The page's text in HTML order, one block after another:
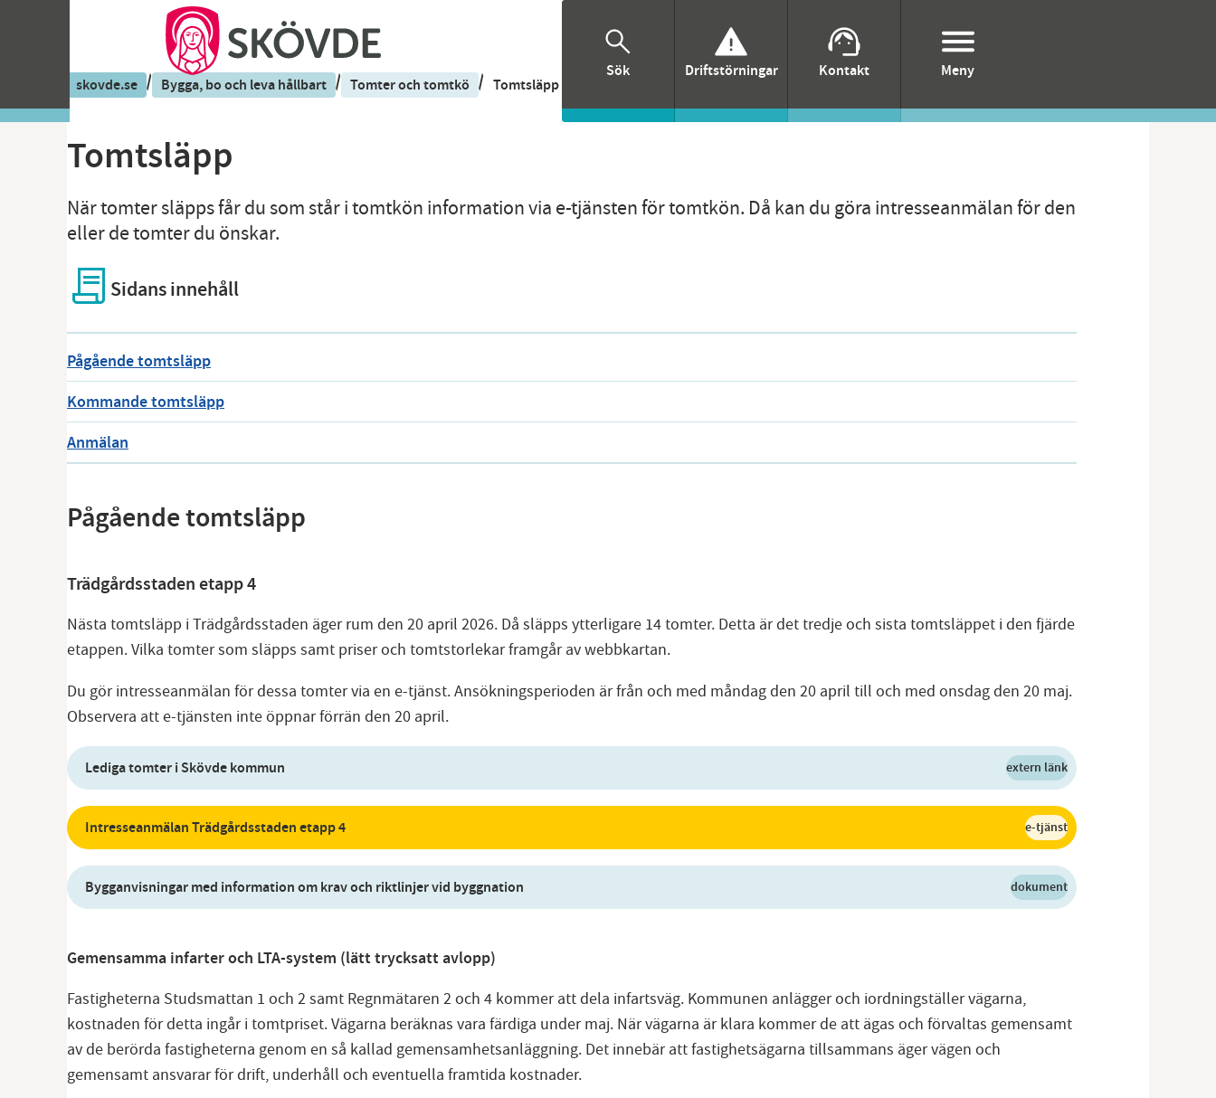
Sök Driftstörningar Kontakt Meny
skovde.se / Bygga, bo och leva hållbart / Tomter och tomtkö / Tomtsläpp
Tomtsläpp
När tomter släpps får du som står i tomtkön information via e-tjänsten för tomtkön. Då kan du göra intresseanmälan för den
eller de tomter du önskar.
Sidans innehåll
Pågående tomtsläpp
Kommande tomtsläpp
Anmälan
Pågående tomtsläpp
Trädgårdsstaden etapp 4
Nästa tomtsläpp i Trädgårdsstaden äger rum den 20 april 2026. Då släpps ytterligare 14 tomter. Detta är det tredje och sista tomtsläppet i den fjärde
etappen. Vilka tomter som släpps samt priser och tomtstorlekar framgår av webbkartan.
Du gör intresseanmälan för dessa tomter via en e-tjänst. Ansökningsperioden är från och med måndag den 20 april till och med onsdag den 20 maj.
Observera att e-tjänsten inte öppnar förrän den 20 april.
Lediga tomter i Skövde kommun extern länk
Intresseanmälan Trädgårdsstaden etapp 4 e-tjänst
Bygganvisningar med information om krav och riktlinjer vid byggnation dokument
Gemensamma infarter och LTA-system (lätt trycksatt avlopp)
Fastigheterna Studsmattan 1 och 2 samt Regnmätaren 2 och 4 kommer att dela infartsväg. Kommunen anlägger och iordningställer vägarna,
kostnaden för detta ingår i tomtpriset. Vägarna beräknas vara färdiga under maj. När vägarna är klara kommer de att ägas och förvaltas gemensamt
av de berörda fastigheterna genom en så kallad gemensamhetsanläggning. Det innebär att fastighetsägarna tillsammans äger vägen och
gemensamt ansvarar för drift, underhåll och eventuella framtida kostnader.